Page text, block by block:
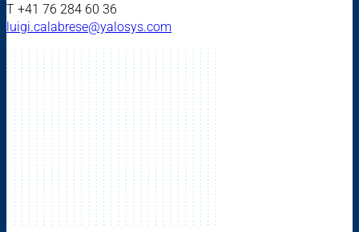
T +41 76 284 60 36
luigi.calabrese@yalosys.com